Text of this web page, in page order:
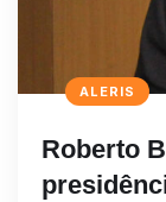
ALERIS
Roberto